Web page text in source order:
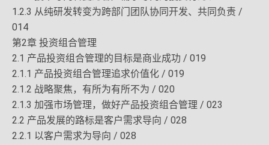
1.2.3 从纯研发转变为跨部门团队协同开发、共同负责 /
014
第2章 投资组合管理
2.1 产品投资组合管理的目标是商业成功 / 019
2.1.1 产品投资组合管理追求价值化 / 019
2.1.2 战略聚焦，有所为有所不为 / 020
2.1.3 加强市场管理，做好产品投资组合管理 / 023
2.2 产品发展的路标是客户需求导向 / 028
2.2.1 以客户需求为导向 / 028